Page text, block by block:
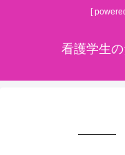
[
看護学生